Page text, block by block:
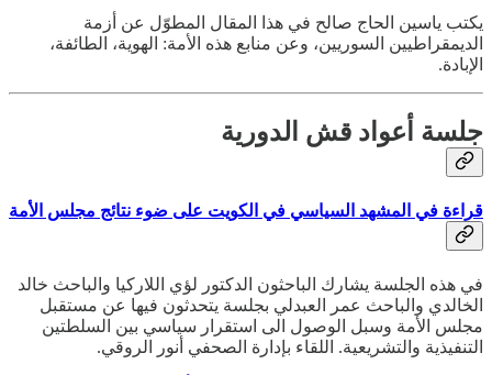
يكتب ياسين الحاج صالح في هذا المقال المطوّل عن أزمة
الديمقراطيين السوريين، وعن منابع هذه الأمة: الهوية، الطائفة،
الإبادة.
جلسة أعواد قش الدورية
قراءة في المشهد السياسي في الكويت على ضوء نتائج مجلس الأمة
في هذه الجلسة يشارك الباحثون الدكتور لؤي اللاركيا والباحث خالد
الخالدي والباحث عمر العبدلي بجلسة يتحدثون فيها عن مستقبل
مجلس الأمة وسبل الوصول الى استقرار سياسي بين السلطتين
التنفيذية والتشريعية. اللقاء بإدارة الصحفي أنور الروقي.